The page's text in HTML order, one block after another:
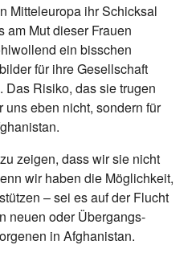
Mitteleuropa ihr Schicksal
am Mut dieser Frauen
ein bisschen
für ihre Gesellschaft
Das Risiko, das sie trugen
uns eben nicht, sondern für
zeigen, dass wir sie nicht
wir haben die Möglichkeit,
– sei es auf der Flucht
neuen oder Übergangs-
in Afghanistan.